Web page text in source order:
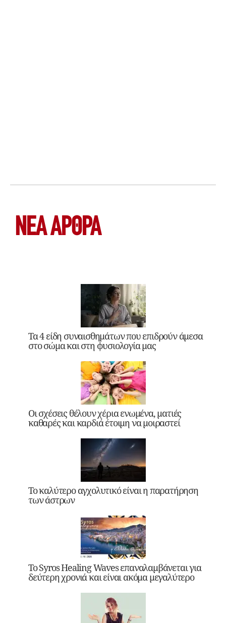
ΝΕΑ ΆΡΘΡΑ
Τα 4 είδη συναισθημάτων που επιδρούν άμεσα
στο σώμα και στη φυσιολογία μας
Οι σχέσεις θέλουν χέρια ενωμένα, ματιές
καθαρές και καρδιά έτοιμη να μοιραστεί
Το καλύτερο αγχολυτικό είναι η παρατήρηση
των άστρων
Το Syros Healing Waves επαναλαμβάνεται για
δεύτερη χρονιά και είναι ακόμα μεγαλύτερο